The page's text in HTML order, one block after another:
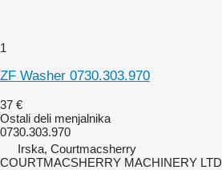
1
ZF Washer 0730.303.970
37 €
Ostali deli menjalnika
0730.303.970
Irska, Courtmacsherry
COURTMACSHERRY MACHINERY LTD